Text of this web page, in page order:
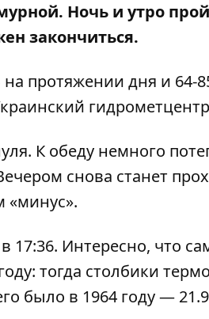
Ночь и утро
закончиться.
на протяжении дня и 64-
К обеду немного
снова станет
«минус».
17:36. Интересно, что
тогда столбики
было в 1964 году —